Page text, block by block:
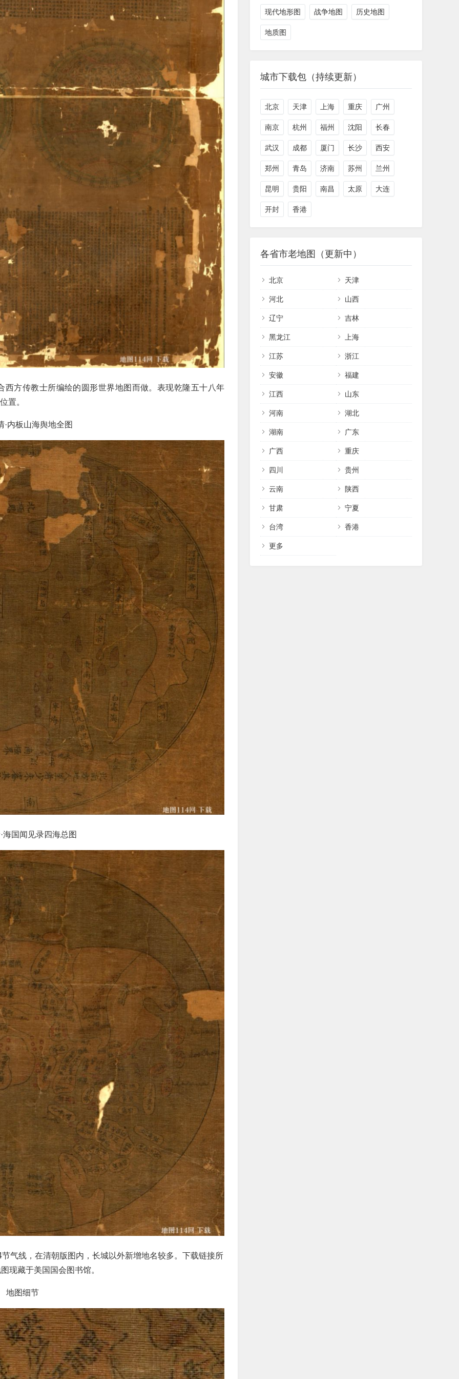
西方传教士所编绘的圆形世界地图而做。表现乾隆五十八年
置。
·内板山海舆地全图
海国闻见录四海总图
气线，在清朝版图内，长城以外新增地名较多。下载链接所
现藏于美国国会图书馆。
地图细节
现代地形图 战争地图 历史地图
地质图
城市下载包（持续更新）
北京 天津 上海 重庆 广州
南京 杭州 福州 沈阳 长春
武汉 成都 厦门 长沙 西安
郑州 青岛 济南 苏州 兰州
昆明 贵阳 南昌 太原 大连
开封 香港
各省市老地图（更新中）
北京 天津
河北 山西
辽宁 吉林
黑龙江 上海
江苏 浙江
安徽 福建
江西 山东
河南 湖北
湖南 广东
广西 重庆
四川 贵州
云南 陕西
甘肃 宁夏
台湾 香港
更多